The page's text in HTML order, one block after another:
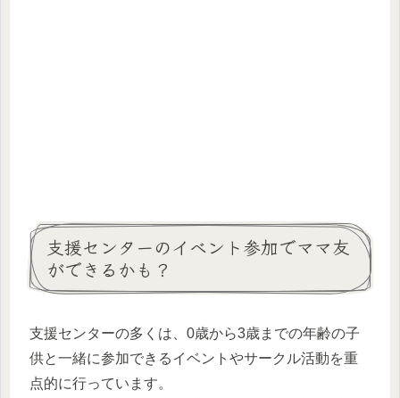
支援センターのイベント参加でママ友
ができるかも？
支援センターの多くは、0歳から3歳までの年齢の子
供と一緒に参加できるイベントやサークル活動を重
点的に行っています。